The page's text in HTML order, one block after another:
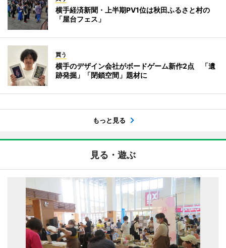
横手経済新聞・上半期PV1位は秋田ふるさと村の
「屋台フェス」
買う
横手のデザイン会社がボードゲーム新作2点 「遺
跡発掘」「閉鎖空間」題材に
もっと見る
見る・遊ぶ